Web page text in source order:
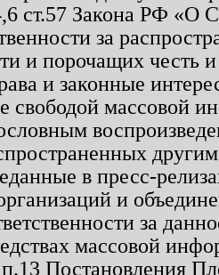
ст.57 Закона РФ «О
за
и порочащих честь
и законные
свободой массовой
в пресс-
и
за
массовой
п.13 Постановления